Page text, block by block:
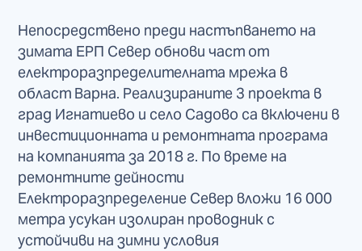
Непосредствено преди настъпването на
зимата ЕРП Север обнови част от
електроразпределителната мрежа в
област Варна. Реализираните 3 проекта в
град Игнатиево и село Садово са включени в
инвестиционната и ремонтната програма
на компанията за 2018 г. По време на
ремонтните дейности
Електроразпределение Север вложи 16 000
метра усукан изолиран проводник с
устойчиви на зимни условия